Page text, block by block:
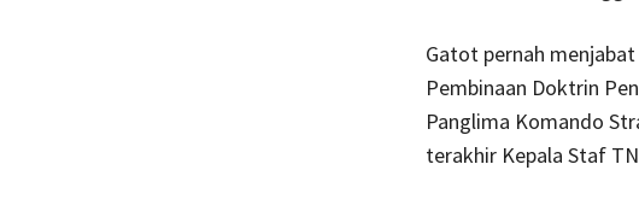
Gatot pernah
Pembinaan Doktrin
Panglima Komando
terakhir Kepala Staf